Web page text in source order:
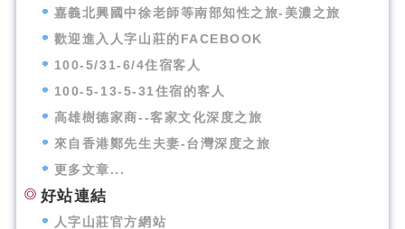
嘉義北興國中徐老師等南部知性之旅-美濃之旅
歡迎進入人字山莊的FACEBOOK
100-5/31-6/4住宿客人
100-5-13-5-31住宿的客人
高雄樹德家商--客家文化深度之旅
來自香港鄭先生夫妻-台灣深度之旅
更多文章...
好站連結
人字山莊官方網站